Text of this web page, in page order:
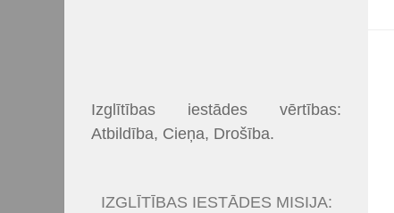
Izglītības iestādes vērtības:
Atbildība, Cieņa, Drošība.
IZGLĪTĪBAS IESTĀDES MISIJA: